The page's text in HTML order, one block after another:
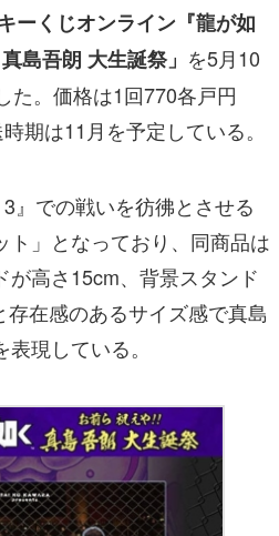
ーくじオンライン『龍が如
島吾朗 大生誕祭」 を5月10
た。価格は1回770各戸円
期は11月を予定している。
』での戦いを彷彿とさせる
ト」となっており、同商品は
が高さ15cm、背景スタンド
在感のあるサイズ感で真島
現している。